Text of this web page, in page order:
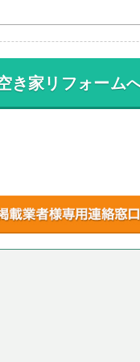
き家リフォーム